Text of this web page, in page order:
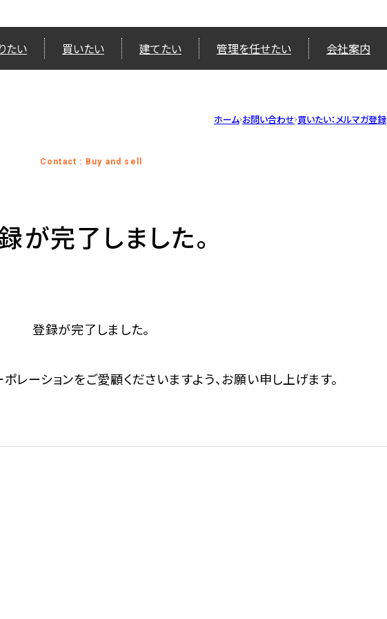
たい 買いたい 建てたい 管理を任せたい 会社案内
ホーム お問い合わせ 買いたい：メルマガ登録
Contact : Buy and sell
が完了しました。
登録が完了しました。
レーションをご愛顧くださいますよう、お願い申し上げます。